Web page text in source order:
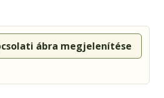
ábra megjelenítése